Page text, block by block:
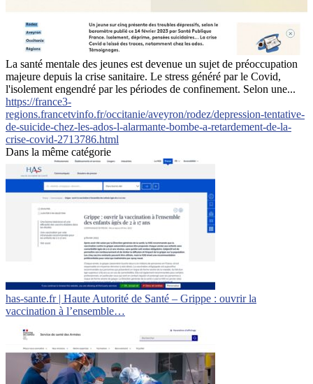
La santé mentale des jeunes est devenue un sujet de préoccupation
majeure depuis la crise sanitaire. Le stress généré par le Covid,
l'isolement engendré par les périodes de confinement. Selon une...
https://france3-
regions.francetvinfo.fr/occitanie/aveyron/rodez/depression-tentative-
de-suicide-chez-les-ados-l-alarmante-bombe-a-retardement-de-la-
crise-covid-2713786.html
Dans la même catégorie
has-sante.fr | Haute Autorité de Santé – Grippe : ouvrir la
vaccination à l’ensemble…